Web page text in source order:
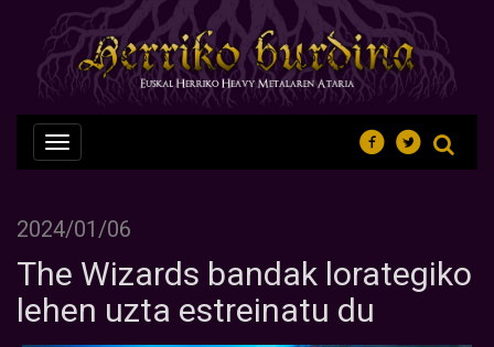
Nabegazioa
ireki
2024/01/06
The Wizards bandak lorategiko
lehen uzta estreinatu du